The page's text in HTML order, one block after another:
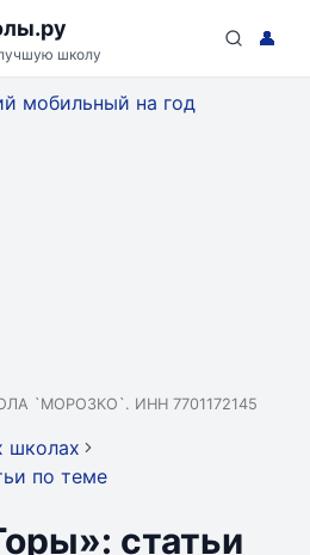
школу
👤
`МОРОЗКО`. ИНН 7701172145
школах
по теме
статьи